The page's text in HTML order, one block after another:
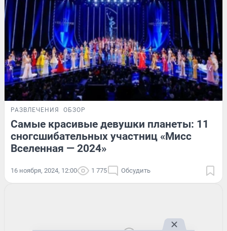
РАЗВЛЕЧЕНИЯ ОБЗОР
Самые красивые девушки планеты: 11
сногсшибательных участниц «Мисс
Вселенная — 2024»
16 ноября, 2024, 12:00 1 775 Обсудить